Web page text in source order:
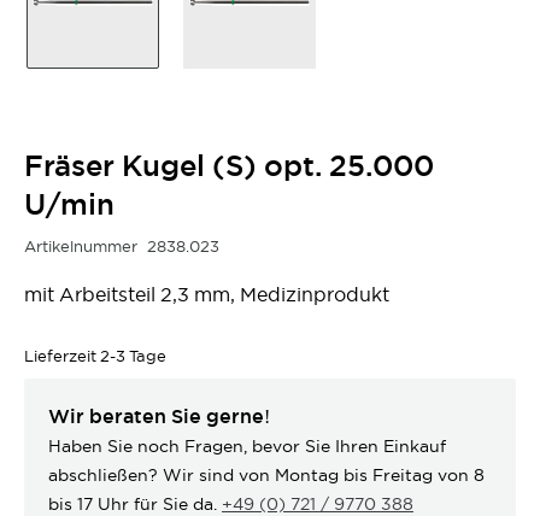
Fräser Kugel (S) opt. 25.000
U/min
Artikelnummer 2838.023
mit Arbeitsteil 2,3 mm, Medizinprodukt
Lieferzeit 2-3 Tage
Wir beraten Sie gerne!
Haben Sie noch Fragen, bevor Sie Ihren Einkauf
abschließen? Wir sind von Montag bis Freitag von 8
bis 17 Uhr für Sie da. +49 (0) 721 / 9770 388